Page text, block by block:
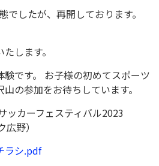
でしたが、再開しております。
します。
です。 お子様の初めてスポーツ
の参加をお待ちしています。
ッカーフェスティバル2023
野）
シ.pdf